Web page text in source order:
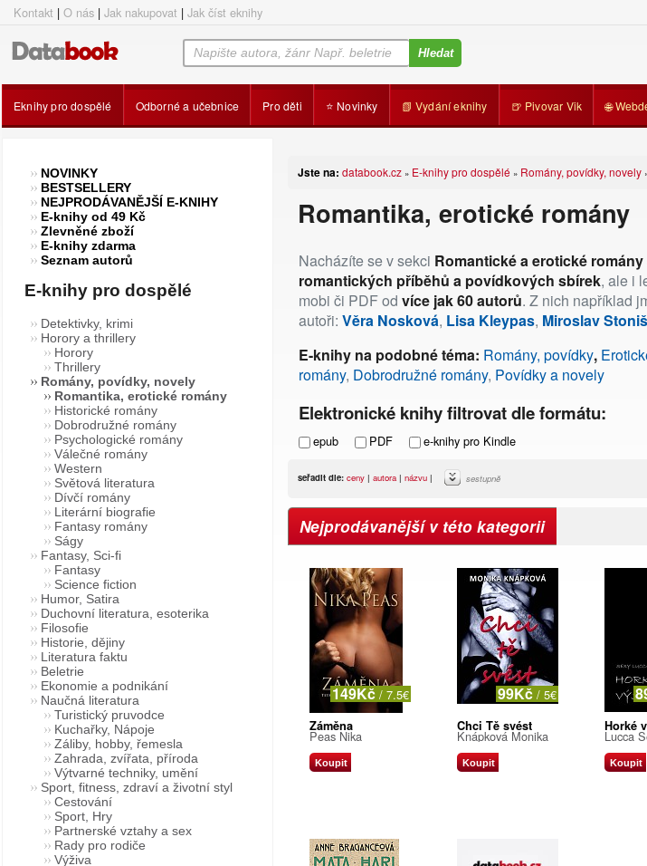
Kontakt | O nás | Jak nakupovat | Jak číst eknihy
Eknihy pro dospělé Odborné a učebnice Pro děti ⭐ Novinky 📗 Vydání eknihy 🍺 Pivovar Vik 🌐
Jste na: databook.cz » E-knihy pro dospělé » Romány, povídky, novely
Romantika, erotické romány
Nacházíte se v sekci Romantické a erotické
romantických příběhů a povídkových sbírek, ale i
mobi či PDF od více jak 60 autorů. Z nich například
autoři: Věra Nosková, Lisa Kleypas, Miroslav Stoniš
E-knihy na podobné téma: Romány, povídky,
romány, Dobrodružné romány, Povídky a novely
Elektronické knihy filtrovat dle formátu:
epub PDF e-knihy pro Kindle
seřadit dle: ceny | autora | názvu | sestupně
Nejprodávanější v této kategorii
149Kč / 7.5€
Záměna
Peas Nika
Koupit
99Kč / 5€
Chci Tě svést
Knápková Monika
Koupit
Horké
Lucca
Koupit
NOVINKY
BESTSELLERY
NEJPRODÁVANĚJŠÍ E-KNIHY
E-knihy od 49 Kč
Zlevněné zboží
E-knihy zdarma
Seznam autorů
E-knihy pro dospělé
Detektivky, krimi
Horory a thrillery
Horory
Thrillery
Romány, povídky, novely
Romantika, erotické romány
Historické romány
Dobrodružné romány
Psychologické romány
Válečné romány
Western
Světová literatura
Dívčí romány
Literární biografie
Fantasy romány
Ságy
Fantasy, Sci-fi
Fantasy
Science fiction
Humor, Satira
Duchovní literatura, esoterika
Filosofie
Historie, dějiny
Literatura faktu
Beletrie
Ekonomie a podnikání
Naučná literatura
Turistický pruvodce
Kuchařky, Nápoje
Záliby, hobby, řemesla
Zahrada, zvířata, příroda
Výtvarné techniky, umění
Sport, fitness, zdraví a životní styl
Cestování
Sport, Hry
Partnerské vztahy a sex
Rady pro rodiče
Výživa